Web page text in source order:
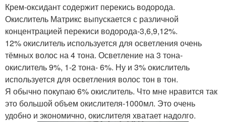
Крем-оксидант содержит перекись водорода.
Окислитель Матрикс выпускается с различной
концентрацией перекиси водорода-3,6,9,12%.
12% окислитель используется для осветления очень
тёмных волос на 4 тона. Осветление на 3 тона-
окислитель 9%, 1-2 тона- 6%. Ну и 3% окислитель
используется для осветления волос тон в тон.
Я обычно покупаю 6% окислитель. Что мне нравится так
это большой объем окислителя-1000мл. Это очень
удобно и экономично, окислителя хватает надолго.